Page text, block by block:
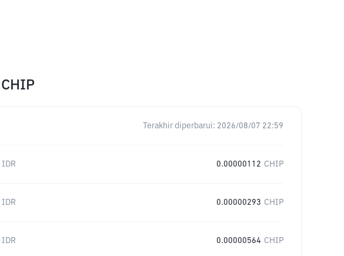
CHIP
Terakhir diperbarui: 2026/08/07 22:59
IDR 0.00000112 CHIP
IDR 0.00000293 CHIP
IDR 0.00000564 CHIP